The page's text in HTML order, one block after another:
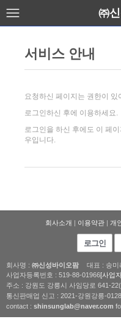
㈜
서비스 안내
요청하신 페이지는 권한이
로그인하신 후에 이용하세요.
로그인을 하신 후에도 이 페
우입니다.
회사소개 | 이용약관 | 개
로그인
회사명 : ㈜신성바이오팜 대표 : 송미
사업자등록번호 : 519-88-01966[사업
주소 : 강원도 강릉시 사임당로 641-
통신판매업 신고 : 2021-강원강릉-0128
contact : shinsunglab@naver.com